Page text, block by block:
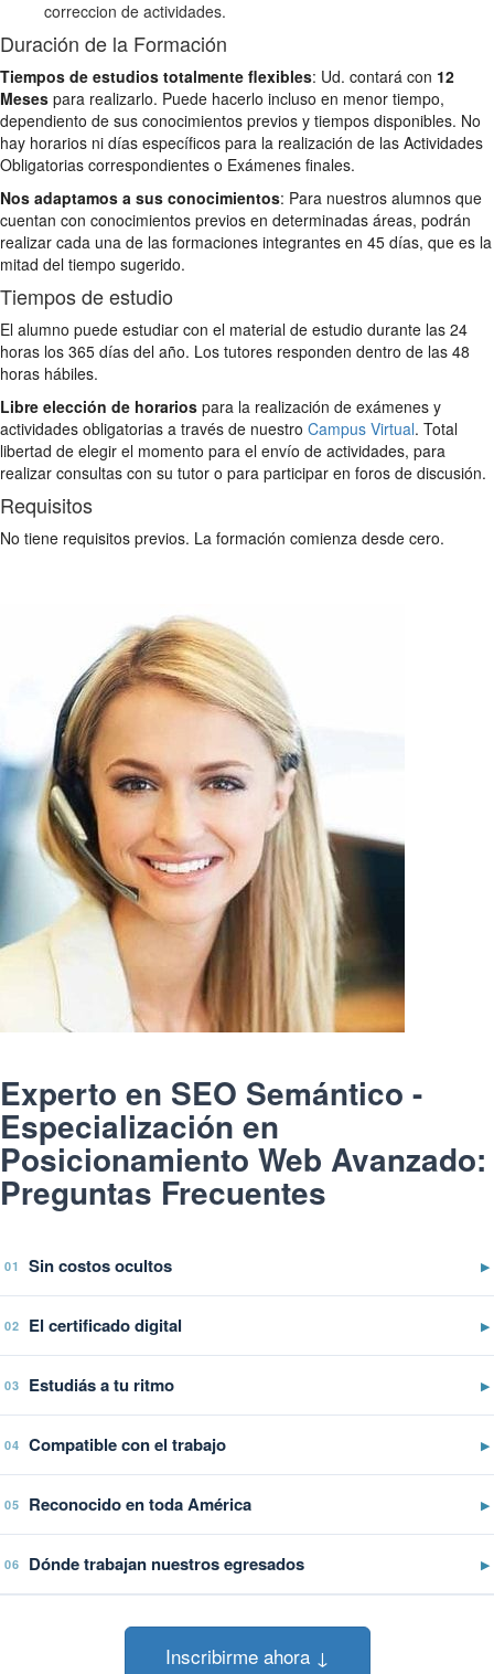
correccion de actividades.
Duración de la Formación
Tiempos de estudios totalmente flexibles: Ud. contará con 12
Meses para realizarlo. Puede hacerlo incluso en menor tiempo,
dependiento de sus conocimientos previos y tiempos disponibles. No
hay horarios ni días específicos para la realización de las Actividades
Obligatorias correspondientes o Exámenes finales.
Nos adaptamos a sus conocimientos: Para nuestros alumnos que
cuentan con conocimientos previos en determinadas áreas, podrán
realizar cada una de las formaciones integrantes en 45 días, que es la
mitad del tiempo sugerido.
Tiempos de estudio
El alumno puede estudiar con el material de estudio durante las 24
horas los 365 días del año. Los tutores responden dentro de las 48
horas hábiles.
Libre elección de horarios para la realización de exámenes y
actividades obligatorias a través de nuestro Campus Virtual. Total
libertad de elegir el momento para el envío de actividades, para
realizar consultas con su tutor o para participar en foros de discusión.
Requisitos
No tiene requisitos previos. La formación comienza desde cero.
Experto en SEO Semántico -
Especialización en
Posicionamiento Web Avanzado:
Preguntas Frecuentes
01 Sin costos ocultos ▶
02 El certificado digital ▶
03 Estudiás a tu ritmo ▶
04 Compatible con el trabajo ▶
05 Reconocido en toda América ▶
06 Dónde trabajan nuestros egresados ▶
Inscribirme ahora ↓